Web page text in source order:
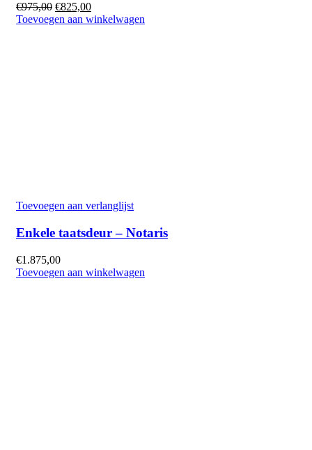
€975,00 €825,00
Toevoegen aan winkelwagen
Toevoegen aan verlanglijst
Enkele taatsdeur – Notaris
€1.875,00
Toevoegen aan winkelwagen